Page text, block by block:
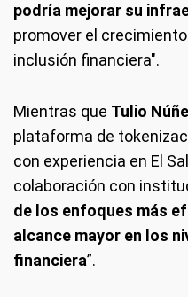
podría mejorar su
promover el
inclusión financiera".
Mientras que Tulio
plataforma de
con experiencia en El
colaboración con
de los enfoques más
alcance mayor en los
financiera”.